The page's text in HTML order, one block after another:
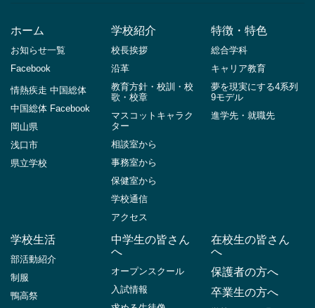
ホーム
お知らせ一覧
Facebook
情熱疾走 中国総体
中国総体 Facebook
岡山県
浅口市
県立学校
学校紹介
校長挨拶
沿革
教育方針・校訓・校
歌・校章
マスコットキャラク
ター
相談室から
事務室から
保健室から
学校通信
アクセス
特徴・特色
総合学科
キャリア教育
夢を現実にする4系列
9モデル
進学先・就職先
学校生活
部活動紹介
制服
鴨高祭
中学生の皆さん
へ
オープンスクール
入試情報
在校生の皆さん
へ
保護者の方へ
卒業生の方へ